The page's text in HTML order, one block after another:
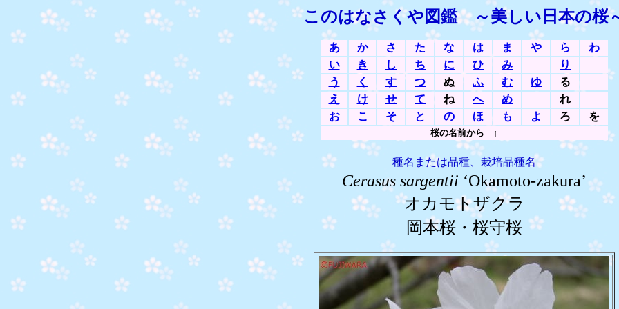
このはなさくや図鑑 ～美しい日本の桜
あ か さ た な は ま や ら
わ
い
き し ち に ひ み
り
う
く す つ ぬ ふ む ゆ
る
え
け せ て ね へ め
れ
お
こ そ と の ほ も よ ろ を
桜の名前から ↑
種名または品種、栽培品種名
Cerasus sargentii ‘Okamoto-zakura’
オカモトザクラ
岡本桜・桜守桜